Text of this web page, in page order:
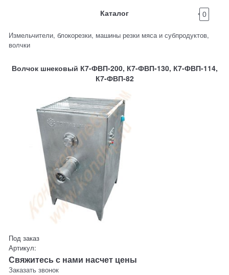
Каталог 0
Измельчители, блокорезки, машины резки мяса и субпродуктов,
волчки
Волчок шнековый К7-ФВП-200, К7-ФВП-130, К7-ФВП-114,
К7-ФВП-82
Под заказ
Артикул:
Свяжитесь с нами насчет цены
Заказать звонок